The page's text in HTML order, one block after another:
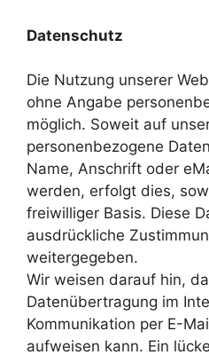
Datenschutz
Die Nutzung unserer
ohne Angabe
möglich. Soweit auf
personenbezogene
Name, Anschrift oder
werden, erfolgt dies,
freiwilliger Basis. Diese
ausdrückliche
weitergegeben.
Wir weisen darauf hin,
Datenübertragung im
Kommunikation per E-
aufweisen kann. Ein